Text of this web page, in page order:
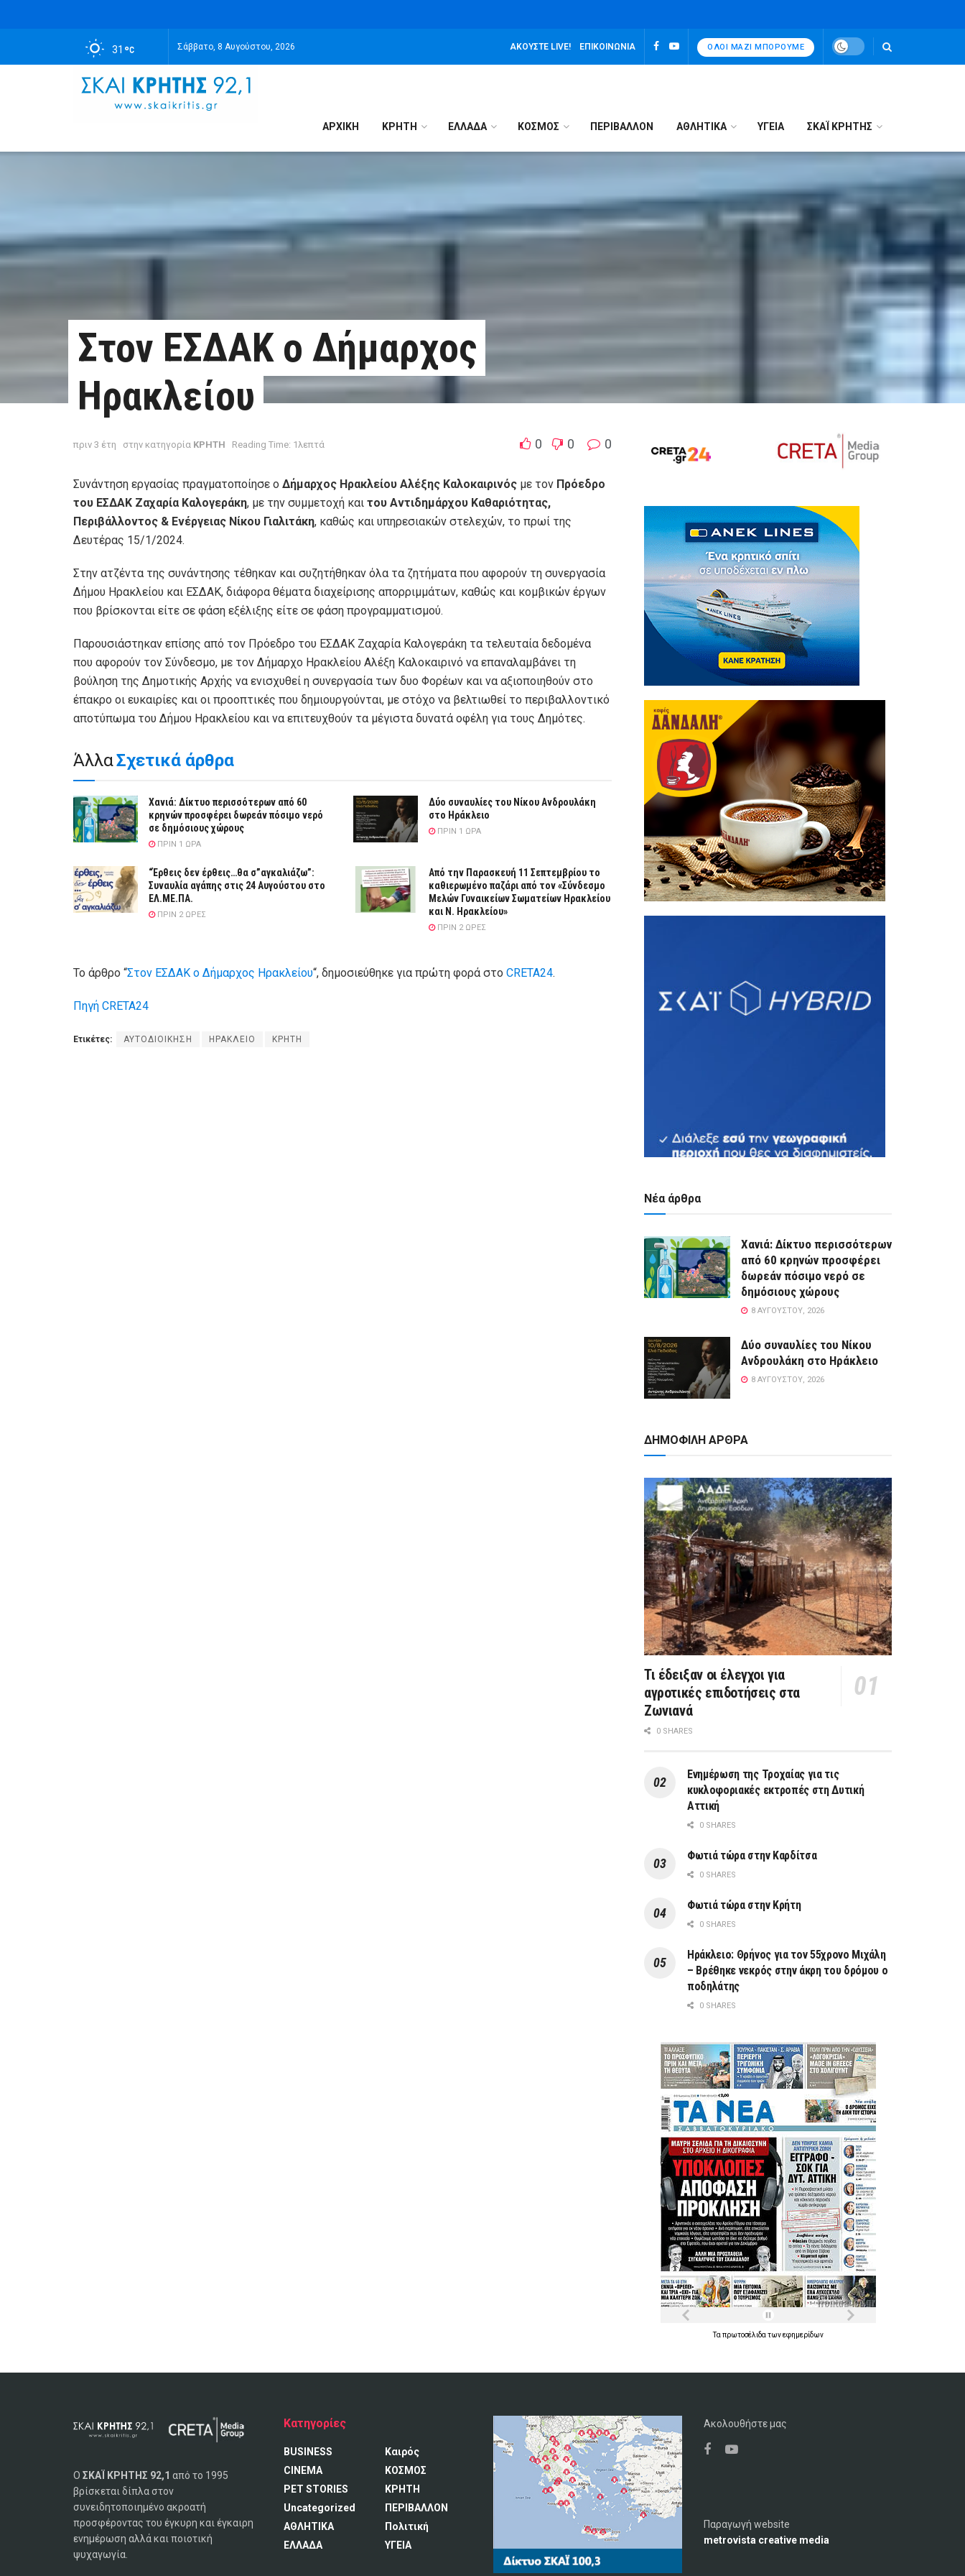
31 Σάββατο, 8 Αυγούστου, 2026 ΑΚΟΎΣΤΕ LIVE! ΕΠΙΚΟΙΝΩΝΊΑ ΌΛΟΙ ΜΑΖΊ ΜΠΟΡΟΎΜΕ
ΑΡΧΙΚΉ ΚΡΗΤΗ ΕΛΛΑΔΑ ΚΟΣΜΟΣ ΠΕΡΙΒΑΛΛΟΝ ΑΘΛΗΤΙΚΑ ΥΓΕΙΑ ΣΚΑΪ ΚΡΗΤΗΣ
Στον ΕΣΔΑΚ ο Δήμαρχος
Ηρακλείου
πριν 3 έτη στην κατηγορία ΚΡΗΤΗ Reading Time: 1λεπτά 0 0 0
Συνάντηση εργασίας πραγματοποίησε ο Δήμαρχος Ηρακλείου Αλέξης Καλοκαιρινός με τον Πρόεδρο
του ΕΣΔΑΚ Ζαχαρία Καλογεράκη, με την συμμετοχή και του Αντιδημάρχου Καθαριότητας,
Περιβάλλοντος & Ενέργειας Νίκου Γιαλιτάκη, καθώς και υπηρεσιακών στελεχών, το πρωί της
Δευτέρας 15/1/2024.
Στην ατζέντα της συνάντησης τέθηκαν και συζητήθηκαν όλα τα ζητήματα που αφορούν τη συνεργασία
Δήμου Ηρακλείου και ΕΣΔΑΚ, διάφορα θέματα διαχείρισης απορριμμάτων, καθώς και κομβικών έργων
που βρίσκονται είτε σε φάση εξέλιξης είτε σε φάση προγραμματισμού.
Παρουσιάστηκαν επίσης από τον Πρόεδρο του ΕΣΔΑΚ Ζαχαρία Καλογεράκη τα τελευταία δεδομένα
που αφορούν τον Σύνδεσμο, με τον Δήμαρχο Ηρακλείου Αλέξη Καλοκαιρινό να επαναλαμβάνει τη
βούληση της Δημοτικής Αρχής να ενισχυθεί η συνεργασία των δυο Φορέων και να αξιοποιηθούν στο
έπακρο οι ευκαιρίες και οι προοπτικές που δημιουργούνται, με στόχο να βελτιωθεί το περιβαλλοντικό
αποτύπωμα του Δήμου Ηρακλείου και να επιτευχθούν τα μέγιστα δυνατά οφέλη για τους Δημότες.
ΆλλαΣχετικά άρθρα
Χανιά: Δίκτυο περισσότερων από 60
κρηνών προσφέρει δωρεάν πόσιμο νερό
σε δημόσιους χώρους
ΠΡΙΝ 1 ΏΡΑ
Δύο συναυλίες του Νίκου Ανδρουλάκη
στο Ηράκλειο
ΠΡΙΝ 1 ΏΡΑ
“Έρθεις δεν έρθεις…θα σ”αγκαλιάζω”:
Συναυλία αγάπης στις 24 Αυγούστου στο
ΕΛ.ΜΕ.ΠΑ.
ΠΡΙΝ 2 ΏΡΕΣ
Από την Παρασκευή 11 Σεπτεμβρίου το
καθιερωμένο παζάρι από τον «Σύνδεσμο
Μελών Γυναικείων Σωματείων Ηρακλείου
και Ν. Ηρακλείου»
ΠΡΙΝ 2 ΏΡΕΣ
Το άρθρο “Στον ΕΣΔΑΚ ο Δήμαρχος Ηρακλείου“, δημοσιεύθηκε για πρώτη φορά στο CRETA24.
Πηγή CRETA24
Ετικέτες: ΑΥΤΟΔΙΟΙΚΗΣΗ ΗΡΑΚΛΕΙΟ ΚΡΗΤΗ
Νέα άρθρα
Χανιά: Δίκτυο περισσότερων
από 60 κρηνών προσφέρει
δωρεάν πόσιμο νερό σε
δημόσιους χώρους
8 ΑΥΓΟΎΣΤΟΥ, 2026
Δύο συναυλίες του Νίκου
Ανδρουλάκη στο Ηράκλειο
8 ΑΥΓΟΎΣΤΟΥ, 2026
ΔΗΜΟΦΙΛΗ ΑΡΘΡΑ
Τι έδειξαν οι έλεγχοι για
αγροτικές επιδοτήσεις στα
Ζωνιανά
0 SHARES
Ενημέρωση της Τροχαίας για τις
κυκλοφοριακές εκτροπές στη Δυτική
Αττική
0 SHARES
Φωτιά τώρα στην Καρδίτσα
0 SHARES
Φωτιά τώρα στην Κρήτη
0 SHARES
Ηράκλειο: Θρήνος για τον 55χρονο Μιχάλη
– Βρέθηκε νεκρός στην άκρη του δρόμου ο
ποδηλάτης
0 SHARES
Τα πρωτοσέλιδα τωνεφημερίδων
Ο ΣΚΑΪ ΚΡΗΤΗΣ 92,1 από το 1995
βρίσκεται δίπλα στον
συνειδητοποιημένο ακροατή
προσφέροντας του έγκυρη και έγκαιρη
ενημέρωση αλλά και ποιοτική
ψυχαγωγία.
Κατηγορίες
BUSINESS
CINEMA
PET STORIES
Uncategorized
ΑΘΛΗΤΙΚΑ
ΕΛΛΑΔΑ
Καιρός
ΚΟΣΜΟΣ
ΚΡΗΤΗ
ΠΕΡΙΒΑΛΛΟΝ
Πολιτική
ΥΓΕΙΑ
Ακολουθήστε μας
Παραγωγή website
metrovista creative media